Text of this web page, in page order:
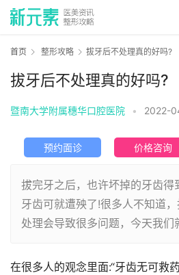
首页 整形攻略 拔牙后不处理真的好吗?
拔牙后不处理真的好吗?
暨南大学附属穗华口腔医院 • 2022-
预约面诊 价格咨询
拔完牙之后，也许坏掉的牙齿得
牙齿可就遭殃了!很多人不知道
处理会导致很多问题，今天我们
在很多人的观念里面:“牙齿无可救